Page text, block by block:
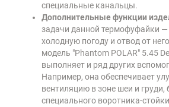
специальные канальцы.
Дополнительные функции
задачи данной термофуфайки —
холодную погоду и отвод от
модель "Phantom POLAR" 5.45
выполняет и ряд других
Например, она обеспечивает
вентиляцию в зоне шеи и
специального воротника-